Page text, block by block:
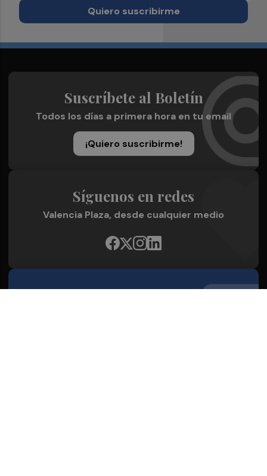
Quiero suscribirme
Suscríbete al Boletín
Todos los días a primera hora en tu email
¡Quiero suscribirme!
Síguenos en redes
Valencia Plaza, desde cualquier medio
Quienes Somos